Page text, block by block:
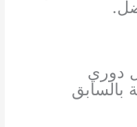
دوري
بالسابق